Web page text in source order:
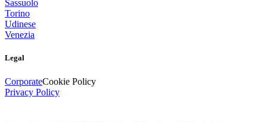
Sassuolo
Torino
Udinese
Venezia
Legal
CorporateCookie Policy
Privacy Policy